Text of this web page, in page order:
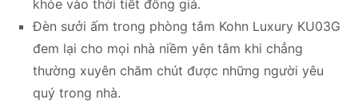
khỏe vào thời tiết đông giá.
Đèn sưởi ấm trong phòng tắm Kohn Luxury KU03G
đem lại cho mọi nhà niềm yên tâm khi chẳng
thường xuyên chăm chút được những người yêu
quý trong nhà.